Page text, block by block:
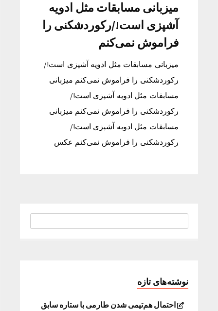
میزبانی مسابقات مثل ادویه
آشپزی است!/رکوردشکنی را
فراموش نمی‌کنم
میزبانی مسابقات مثل ادویه آشپزی است!/
رکوردشکنی را فراموش نمی‌کنم میزبانی
مسابقات مثل ادویه آشپزی است!/
رکوردشکنی را فراموش نمی‌کنم میزبانی
مسابقات مثل ادویه آشپزی است!/
رکوردشکنی را فراموش نمی‌کنم عکس
نوشته‌های تازه
احتمال هم‌تیمی شدن طارمی با ستاره سابق